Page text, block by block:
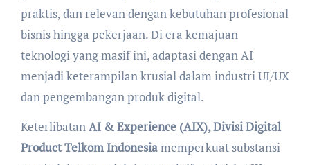
praktis, dan relevan dengan kebutuhan profesional
bisnis hingga pekerjaan. Di era kemajuan
teknologi yang masif ini, adaptasi dengan AI
menjadi keterampilan krusial dalam industri UI/UX
dan pengembangan produk digital.
Keterlibatan AI & Experience (AIX), Divisi Digital
Product Telkom Indonesiamemperkuat substansi